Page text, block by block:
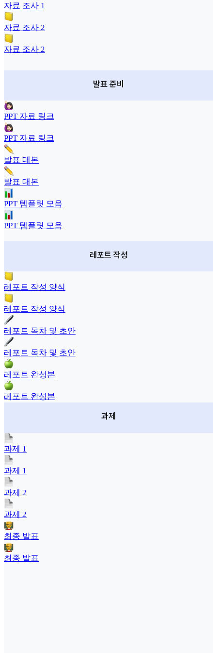
자료 조사 1
자료 조사 2
자료 조사 2
발표 준비
PPT 자료 링크
PPT 자료 링크
발표 대본
발표 대본
PPT 템플릿 모음
PPT 템플릿 모음
레포트 작성
레포트 작성 양식
레포트 작성 양식
레포트 목차 및 초안
레포트 목차 및 초안
레포트 완성본
레포트 완성본
과제
과제 1
과제 1
과제 2
과제 2
최종 발표
최종 발표